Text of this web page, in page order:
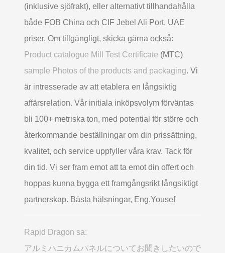
(inklusive sjöfrakt), eller alternativt tillhandahålla
både FOB China och CIF Jebel Ali Port, UAE
priser. Om tillgängligt, skicka gärna också:
Product catalogue Mill Test Certificate (MTC)
sample Photos of the products and packaging. Vi
är intresserade av att etablera en långsiktig
affärsrelation. Vår initiala inköpsvolym förväntas
bli 100+ metriska ton, med potential för större och
återkommande beställningar om din prissättning,
kvalitet, och service uppfyller våra krav. Tack för
din tid. Vi ser fram emot att ta emot din offert och
hoppas kunna bygga ett framgångsrikt långsiktigt
partnerskap. Bästa hälsningar, Eng.Yousef
Rapid Dragon sa:
アルミハニカムパネルについてお聞きしたいので